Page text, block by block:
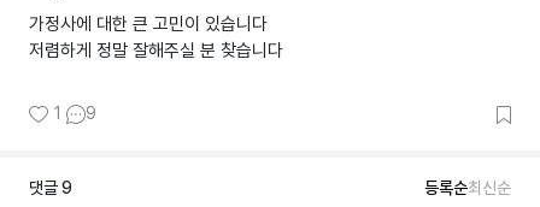
가정사에 대한 큰 고민이 있습니다
저렴하게 정말 잘해주실 분 찾습니다
1 9
댓글9 등록순최신순